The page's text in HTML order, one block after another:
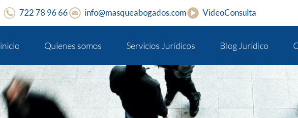
722 78 96 66 info@masqueabogados.com VideoConsulta
inicio Quienes somos Servicios Jurídicos Blog Jurídico